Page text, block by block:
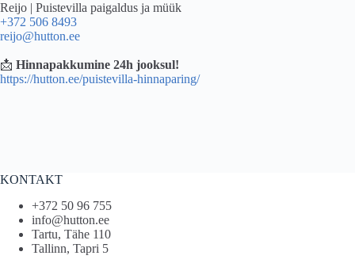
Reijo | Puistevilla paigaldus ja müük
+372 506 8493
reijo@hutton.ee
📩 Hinnapakkumine 24h jooksul!
https://hutton.ee/puistevilla-hinnaparing/
KONTAKT
+372 50 96 755
info@hutton.ee
Tartu, Tähe 110
Tallinn, Tapri 5